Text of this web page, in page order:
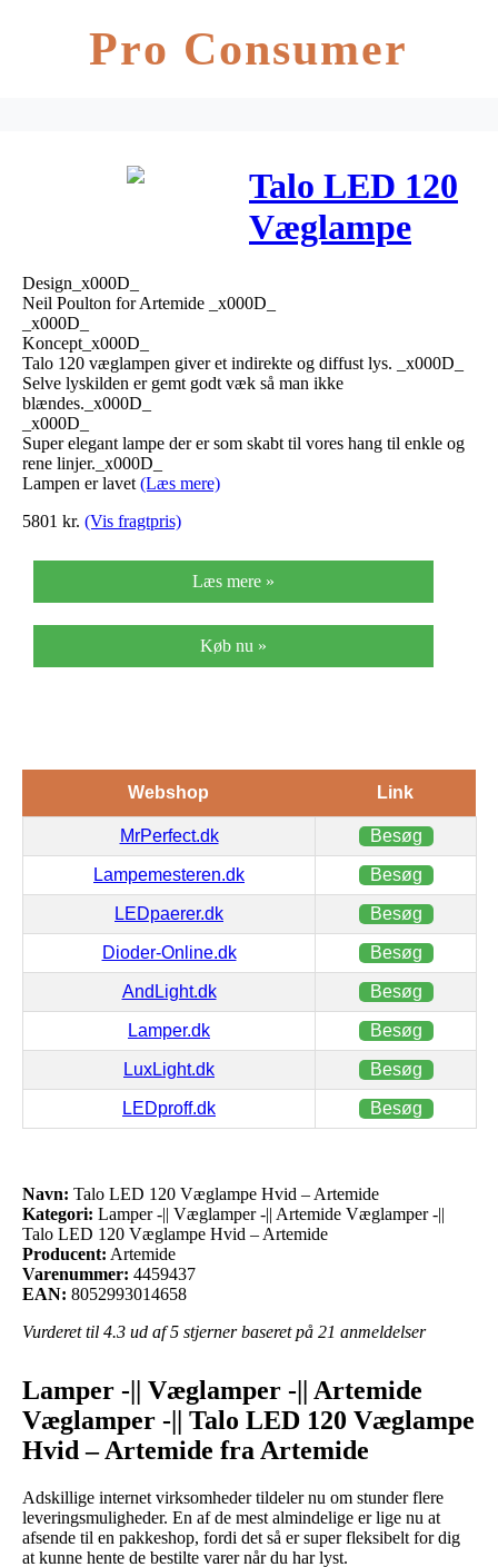
Pro Consumer
Talo LED 120
Væglampe
Artemide
Design_x000D_
Neil Poulton for Artemide _x000D_
_x000D_
Koncept_x000D_
Talo 120 væglampen giver et indirekte og diffust lys. _x000D_
Selve lyskilden er gemt godt væk så man ikke
blændes._x000D_
_x000D_
Super elegant lampe der er som skabt til vores hang til enkle og
rene linjer._x000D_
Lampen er lavet (Læs mere)
5801 kr. (Vis fragtpris)
Læs mere »
Køb nu »
Webshop Link
MrPerfect.dk Besøg
Lampemesteren.dk Besøg
LEDpaerer.dk Besøg
Dioder-Online.dk Besøg
AndLight.dk Besøg
Lamper.dk Besøg
LuxLight.dk Besøg
LEDproff.dk Besøg
Navn: Talo LED 120 Væglampe Hvid – Artemide
Kategori: Lamper -|| Væglamper -|| Artemide Væglamper -||
Talo LED 120 Væglampe Hvid – Artemide
Producent: Artemide
Varenummer: 4459437
EAN: 8052993014658
Vurderet til 4.3 ud af 5 stjerner baseret på 21 anmeldelser
Lamper -|| Væglamper -|| Artemide
Væglamper -|| Talo LED 120 Væglampe
Hvid – Artemide fra Artemide
Adskillige internet virksomheder tildeler nu om stunder flere
leveringsmuligheder. En af de mest almindelige er lige nu at
afsende til en pakkeshop, fordi det så er super fleksibelt for dig
at kunne hente de bestilte varer når du har lyst.